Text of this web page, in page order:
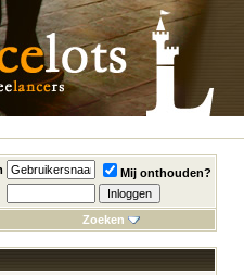
Mij onthouden?
Zoeken